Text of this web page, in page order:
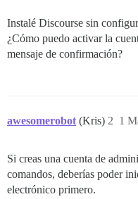
Instalé Discourse sin
¿Cómo puedo activar la
mensaje de confirmación?
awesomerobot (Kris) 1
2
Si creas una cuenta de
comandos, deberías poder
electrónico primero.